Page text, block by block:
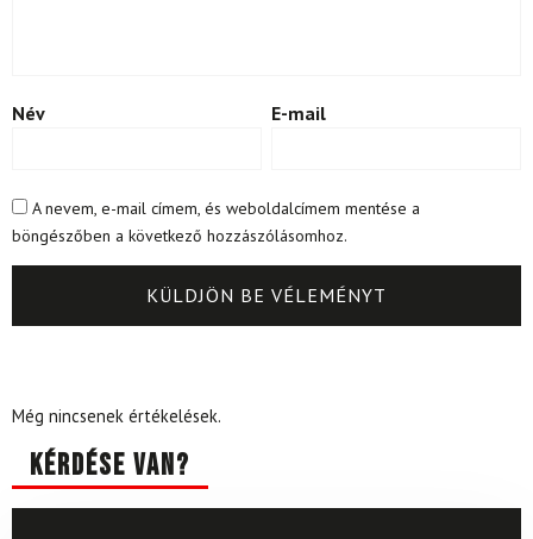
Név E-mail
A nevem, e-mail címem, és weboldalcímem mentése a
böngészőben a következő hozzászólásomhoz.
Még nincsenek értékelések.
Kérdése van?